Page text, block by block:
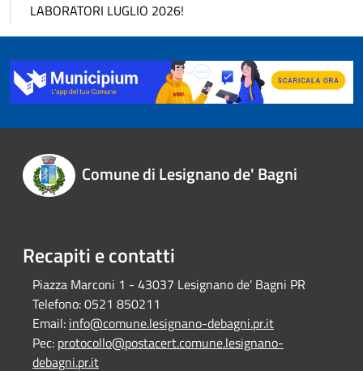
LABORATORI LUGLIO 2026!
Comune di Lesignano de' Bagni
Recapiti e contatti
Piazza Marconi 1 - 43037 Lesignano de' Bagni PR
Telefono:0521 850211
Email: info@comune.lesignano-debagni.pr.it
Pec: protocollo@postacert.comune.lesignano-
debagni.pr.it